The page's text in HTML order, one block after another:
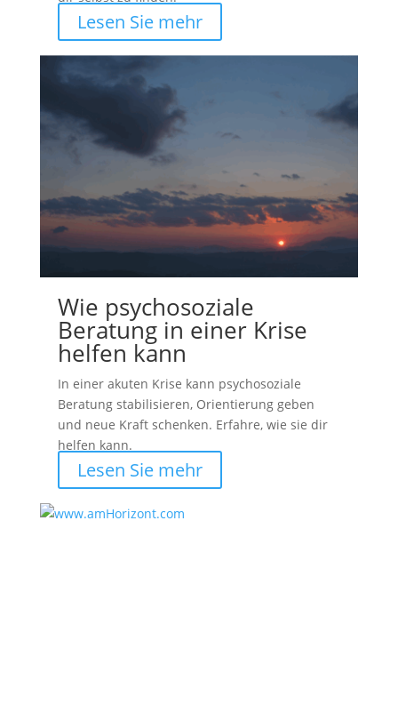
Lesen Sie mehr
Wie psychosoziale
Beratung in einer Krise
helfen kann
In einer akuten Krise kann psychosoziale
Beratung stabilisieren, Orientierung geben
und neue Kraft schenken. Erfahre, wie sie dir
helfen kann.
Lesen Sie mehr